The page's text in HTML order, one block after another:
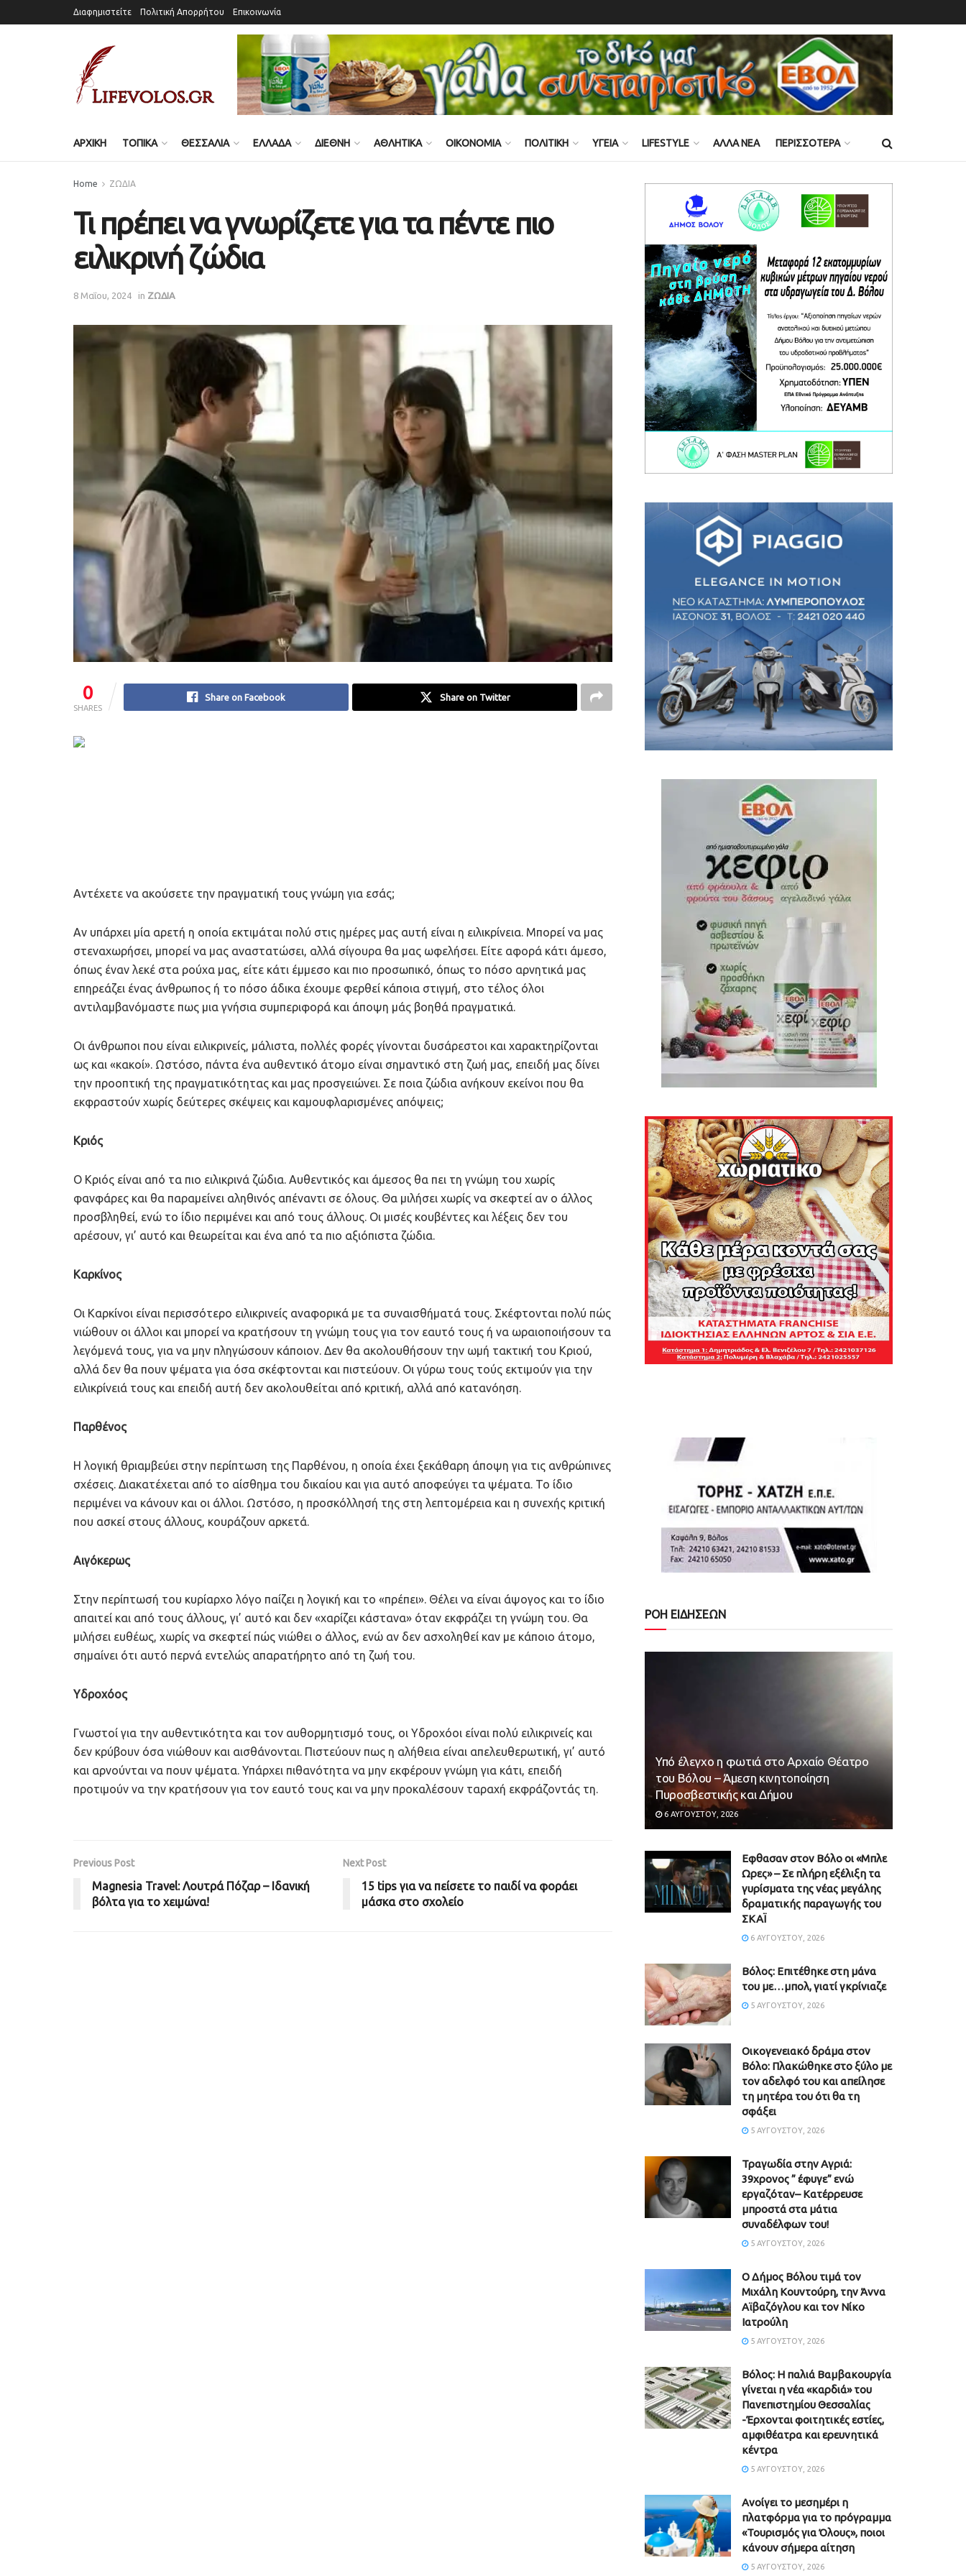
Διαφημιστείτε Πολιτική Απορρήτου Επικοινωνία
ΑΡΧΙΚΗ ΤΟΠΙΚΑ ΘΕΣΣΑΛΙΑ ΕΛΛΑΔΑ ΔΙΕΘΝΗ ΑΘΛΗΤΙΚΑ ΟΙΚΟΝΟΜΙΑ ΠΟΛΙΤΙΚΗ ΥΓΕΙΑ LIFESTYLE ΑΛΛΑ ΝΕΑ ΠΕΡΙΣΣΟΤΕΡΑ
Home ΖΩΔΙΑ
Τι πρέπει να γνωρίζετε για τα πέντε πιο
ειλικρινή ζώδια
8 Μαΐου, 2024 in ΖΩΔΙΑ
0
SHARES
Share on Facebook Share on Twitter
Αντέχετε να ακούσετε την πραγματική τους γνώμη για εσάς;
Αν υπάρχει μία αρετή η οποία εκτιμάται πολύ στις ημέρες μας αυτή είναι η ειλικρίνεια. Μπορεί να μας
στεναχωρήσει, μπορεί να μας αναστατώσει, αλλά σίγουρα θα μας ωφελήσει. Είτε αφορά κάτι άμεσο,
όπως έναν λεκέ στα ρούχα μας, είτε κάτι έμμεσο και πιο προσωπικό, όπως το πόσο αρνητικά μας
επηρεάζει ένας άνθρωπος ή το πόσο άδικα έχουμε φερθεί κάποια στιγμή, στο τέλος όλοι
αντιλαμβανόμαστε πως μια γνήσια συμπεριφορά και άποψη μάς βοηθά πραγματικά.
Οι άνθρωποι που είναι ειλικρινείς, μάλιστα, πολλές φορές γίνονται δυσάρεστοι και χαρακτηρίζονται
ως και «κακοί». Ωστόσο, πάντα ένα αυθεντικό άτομο είναι σημαντικό στη ζωή μας, επειδή μας δίνει
την προοπτική της πραγματικότητας και μας προσγειώνει. Σε ποια ζώδια ανήκουν εκείνοι που θα
εκφραστούν χωρίς δεύτερες σκέψεις και καμουφλαρισμένες απόψεις;
Κριός
Ο Κριός είναι από τα πιο ειλικρινά ζώδια. Αυθεντικός και άμεσος θα πει τη γνώμη του χωρίς
φανφάρες και θα παραμείνει αληθινός απέναντι σε όλους. Θα μιλήσει χωρίς να σκεφτεί αν ο άλλος
προσβληθεί, ενώ το ίδιο περιμένει και από τους άλλους. Οι μισές κουβέντες και λέξεις δεν του
αρέσουν, γι’ αυτό και θεωρείται και ένα από τα πιο αξιόπιστα ζώδια.
Καρκίνος
Οι Καρκίνοι είναι περισσότερο ειλικρινείς αναφορικά με τα συναισθήματά τους. Σκέφτονται πολύ πώς
νιώθουν οι άλλοι και μπορεί να κρατήσουν τη γνώμη τους για τον εαυτό τους ή να ωραιοποιήσουν τα
λεγόμενά τους, για να μην πληγώσουν κάποιον. Δεν θα ακολουθήσουν την ωμή τακτική του Κριού,
αλλά δεν θα πουν ψέματα για όσα σκέφτονται και πιστεύουν. Οι γύρω τους τούς εκτιμούν για την
ειλικρίνειά τους και επειδή αυτή δεν ακολουθείται από κριτική, αλλά από κατανόηση.
Παρθένος
Η λογική θριαμβεύει στην περίπτωση της Παρθένου, η οποία έχει ξεκάθαρη άποψη για τις ανθρώπινες
σχέσεις. Διακατέχεται από το αίσθημα του δικαίου και για αυτό αποφεύγει τα ψέματα. Το ίδιο
περιμένει να κάνουν και οι άλλοι. Ωστόσο, η προσκόλλησή της στη λεπτομέρεια και η συνεχής κριτική
που ασκεί στους άλλους, κουράζουν αρκετά.
Αιγόκερως
Στην περίπτωσή του κυρίαρχο λόγο παίζει η λογική και το «πρέπει». Θέλει να είναι άψογος και το ίδιο
απαιτεί και από τους άλλους, γι’ αυτό και δεν «χαρίζει κάστανα» όταν εκφράζει τη γνώμη του. Θα
μιλήσει ευθέως, χωρίς να σκεφτεί πώς νιώθει ο άλλος, ενώ αν δεν ασχοληθεί καν με κάποιο άτομο,
σημαίνει ότι αυτό περνά εντελώς απαρατήρητο από τη ζωή του.
Υδροχόος
Γνωστοί για την αυθεντικότητα και τον αυθορμητισμό τους, οι Υδροχόοι είναι πολύ ειλικρινείς και
δεν κρύβουν όσα νιώθουν και αισθάνονται. Πιστεύουν πως η αλήθεια είναι απελευθερωτική, γι’ αυτό
και αρνούνται να πουν ψέματα. Υπάρχει πιθανότητα να μην εκφέρουν γνώμη για κάτι, επειδή
προτιμούν να την κρατήσουν για τον εαυτό τους και να μην προκαλέσουν ταραχή εκφράζοντάς τη.
Previous Post
Magnesia Travel: Λουτρά Πόζαρ – Iδανική
βόλτα για το χειμώνα!
Next Post
15 tips για να πείσετε το παιδί να φοράει
μάσκα στο σχολείο
ΡΟΗ ΕΙΔΗΣΕΩΝ
Υπό έλεγχο η φωτιά στο Αρχαίο Θέατρο
του Βόλου – Άμεση κινητοποίηση
Πυροσβεστικής και Δήμου
6 ΑΥΓΟΎΣΤΟΥ, 2026
Εφθασαν στον Βόλο οι «Μπλε
Ωρες» – Σε πλήρη εξέλιξη τα
γυρίσματα της νέας μεγάλης
δραματικής παραγωγής του
ΣΚΑΪ
6 ΑΥΓΟΎΣΤΟΥ, 2026
Βόλος: Επιτέθηκε στη μάνα
του με…μπολ, γιατί γκρίνιαζε
5 ΑΥΓΟΎΣΤΟΥ, 2026
Οικογενειακό δράμα στον
Βόλο: Πλακώθηκε στο ξύλο με
τον αδελφό του και απείλησε
τη μητέρα του ότι θα τη
σφάξει
5 ΑΥΓΟΎΣΤΟΥ, 2026
Τραγωδία στην Αγριά:
39χρονος ” έφυγε” ενώ
εργαζόταν– Κατέρρευσε
μπροστά στα μάτια
συναδέλφων του!
5 ΑΥΓΟΎΣΤΟΥ, 2026
Ο Δήμος Βόλου τιμά τον
Μιχάλη Κουντούρη, την Άννα
Αϊβαζόγλου και τον Νίκο
Ιατρούλη
5 ΑΥΓΟΎΣΤΟΥ, 2026
Βόλος: Η παλιά Βαμβακουργία
γίνεται η νέα «καρδιά» του
Πανεπιστημίου Θεσσαλίας
-Έρχονται φοιτητικές εστίες,
αμφιθέατρα και ερευνητικά
κέντρα
5 ΑΥΓΟΎΣΤΟΥ, 2026
Ανοίγει το μεσημέρι η
πλατφόρμα για το πρόγραμμα
«Τουρισμός για Όλους», ποιοι
κάνουν σήμερα αίτηση
5 ΑΥΓΟΎΣΤΟΥ, 2026